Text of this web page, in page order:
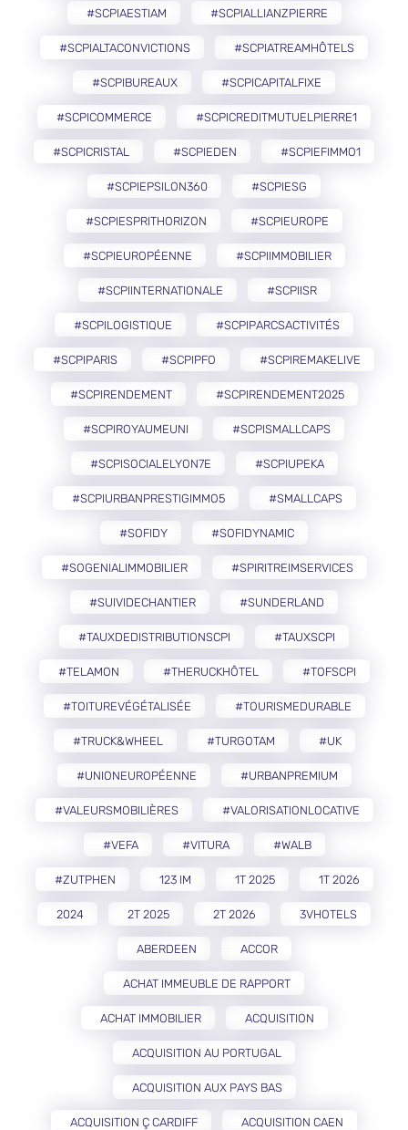
#SCPIAESTIAM #SCPIALLIANZPIERRE
#SCPIALTACONVICTIONS #SCPIATREAMHÔTELS
#SCPIBUREAUX #SCPICAPITALFIXE
#SCPICOMMERCE #SCPICREDITMUTUELPIERRE1
#SCPICRISTAL #SCPIEDEN #SCPIEFIMMO1
#SCPIEPSILON360 #SCPIESG
#SCPIESPRITHORIZON #SCPIEUROPE
#SCPIEUROPÉENNE #SCPIIMMOBILIER
#SCPIINTERNATIONALE #SCPIISR
#SCPILOGISTIQUE #SCPIPARCSACTIVITÉS
#SCPIPARIS #SCPIPFO #SCPIREMAKELIVE
#SCPIRENDEMENT #SCPIRENDEMENT2025
#SCPIROYAUMEUNI #SCPISMALLCAPS
#SCPISOCIALELYON7E #SCPIUPEKA
#SCPIURBANPRESTIGIMMO5 #SMALLCAPS
#SOFIDY #SOFIDYNAMIC
#SOGENIALIMMOBILIER #SPIRITREIMSERVICES
#SUIVIDECHANTIER #SUNDERLAND
#TAUXDEDISTRIBUTIONSCPI #TAUXSCPI
#TELAMON #THERUCKHÔTEL #TOFSCPI
#TOITUREVÉGÉTALISÉE #TOURISMEDURABLE
#TRUCK&WHEEL #TURGOTAM #UK
#UNIONEUROPÉENNE #URBANPREMIUM
#VALEURSMOBILIÈRES #VALORISATIONLOCATIVE
#VEFA #VITURA #WALB
#ZUTPHEN 123 IM 1T 2025 1T 2026
2024 2T 2025 2T 2026 3VHOTELS
ABERDEEN ACCOR
ACHAT IMMEUBLE DE RAPPORT
ACHAT IMMOBILIER ACQUISITION
ACQUISITION AU PORTUGAL
ACQUISITION AUX PAYS BAS
ACQUISITION Ç CARDIFF ACQUISITION CAEN